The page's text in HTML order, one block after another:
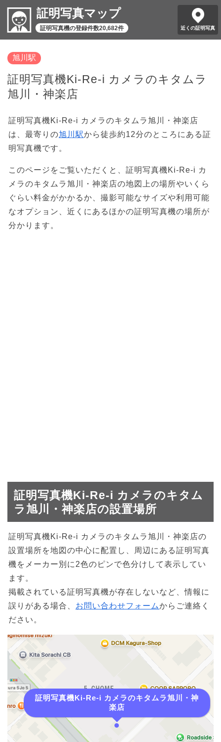
証明写真マップ
証明写真機の登録件数20,682件 近くの証明写真
旭川駅
証明写真機Ki-Re-i カメラのキタムラ
旭川・神楽店
証明写真機Ki-Re-i カメラのキタムラ旭川・神楽店
は、最寄りの旭川駅から徒歩約12分のところにある証
明写真機です。
このページをご覧いただくと、証明写真機Ki-Re-i カ
メラのキタムラ旭川・神楽店の地図上の場所やいくら
ぐらい料金がかかるか、撮影可能なサイズや利用可能
なオプション、近くにあるほかの証明写真機の場所が
分かります。
証明写真機Ki-Re-i カメラのキタム
ラ旭川・神楽店の設置場所
証明写真機Ki-Re-i カメラのキタムラ旭川・神楽店の
設置場所を地図の中心に配置し、周辺にある証明写真
機をメーカー別に2色のピンで色分けして表示してい
ます。
掲載されている証明写真機が存在しないなど、情報に
誤りがある場合、 お問い合わせフォームからご連絡く
ださい。
証明写真機Ki-Re-i カメラのキタムラ旭川・神
楽店